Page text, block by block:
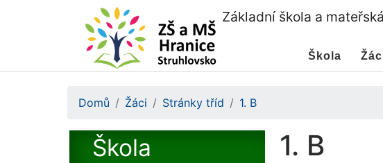
Základní škola a
Škola
Domů Žáci Stránky tříd 1. B
Škola 1. B